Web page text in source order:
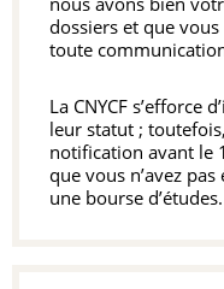
dossiers et que
toute
La CNYCF s’efforce
leur statut ;
notification avant le
que vous n’avez
une bourse d’études.